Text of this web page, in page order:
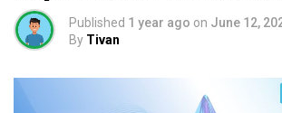
Published 1 year ago on June 12,
By Tivan